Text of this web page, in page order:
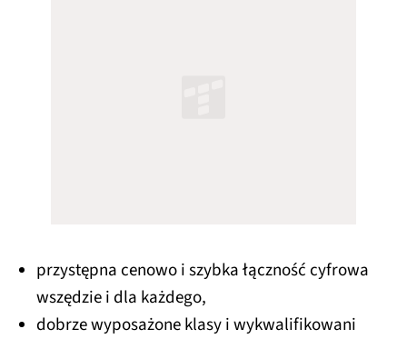
przystępna cenowo i szybka łączność cyfrowa
wszędzie i dla każdego,
dobrze wyposażone klasy i wykwalifikowani